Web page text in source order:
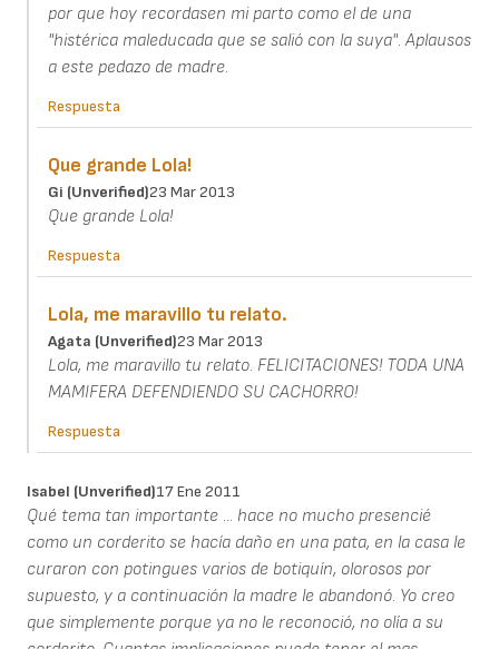
por que hoy recordasen mi parto como el de una
"histérica maleducada que se salió con la suya". Aplausos
a este pedazo de madre.
Respuesta
Que grande Lola!
Gi (unverified)23 Mar 2013
Que grande Lola!
Respuesta
Lola, me maravillo tu relato.
Agata (unverified)23 Mar 2013
Lola, me maravillo tu relato. FELICITACIONES! TODA UNA
MAMIFERA DEFENDIENDO SU CACHORRO!
Respuesta
Isabel (unverified)17 Ene 2011
Qué tema tan importante ... hace no mucho presencié
como un corderito se hacía daño en una pata, en la casa le
curaron con potingues varios de botiquín, olorosos por
supuesto, y a continuación la madre le abandonó. Yo creo
que simplemente porque ya no le reconoció, no olía a su